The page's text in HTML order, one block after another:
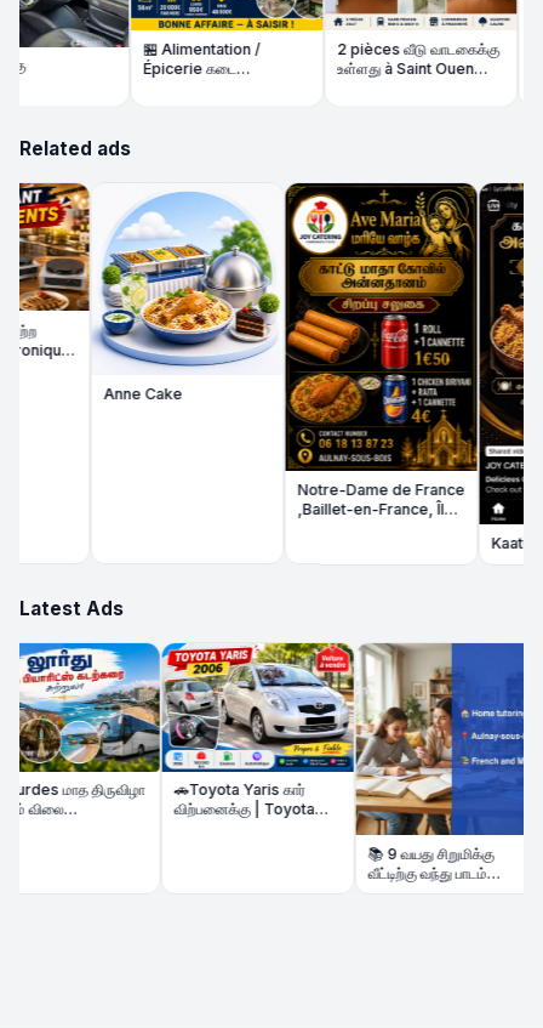
🏪 Alimentation /
Épicerie கடை
2 pièces வீடு வாடகைக்கு
உள்ளது à Saint Ouen
Related ads
Anne Cake
Notre-Dame de France
,Baillet-en-France, Île-
Kaatu
Latest Ads
மாத திருவிழா
🚗Toyota Yaris கார்
விற்பனைக்கு | Toyota
📚 9 வயது சிறுமிக்கு
வீட்டிற்கு வந்து பாடம்